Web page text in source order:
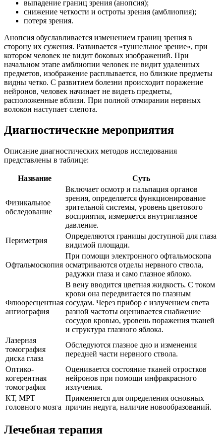
выпадение границ зрения (анопсия);
снижение четкости и остроты зрения (амблиопия);
потеря зрения.
Анопсия обуславливается изменением границ зрения в
сторону их сужения. Развивается «туннельное зрение», при
котором человек не видит боковых изображений. При
начальном этапе амблиопии человек не видит удаленных
предметов, изображение расплывается, но близкие предметы
видны четко. С развитием болезни происходит поражение
нейронов, человек начинает не видеть предметы,
расположенные вблизи. При полной отмирании нервных
волокон наступает слепота.
Диагностические мероприятия
Описание диагностических методов исследования
представлены в таблице:
Название Суть
Физикальное
обследование
Включает осмотр и пальпация органов
зрения, определяется функционирование
зрительной системы, уровень цветового
восприятия, измеряется внутриглазное
давление.
Периметрия
Определяются границы доступной для глаза
видимой площади.
Офтальмоскопия
При помощи электронного офтальмоскопа
осматриваются отделы нервного ствола,
радужки глаза и само глазное яблоко.
Флюоресцентная
ангиография
В вену вводится цветная жидкость. С током
крови она передвигается по глазным
сосудам. Через прибор с излучением света
разной частоты оценивается снабжение
сосудов кровью, уровень поражения тканей
и структура глазного яблока.
Лазерная
томография
диска глаза
Обследуются глазное дно и изменения
передней части нервного ствола.
Оптико-
когерентная
томография
Оценивается состояние тканей отростков
нейронов при помощи инфракрасного
излучения.
КТ, МРТ
головного мозга
Применяется для определения основных
причин недуга, наличие новообразований.
Лечебная терапия